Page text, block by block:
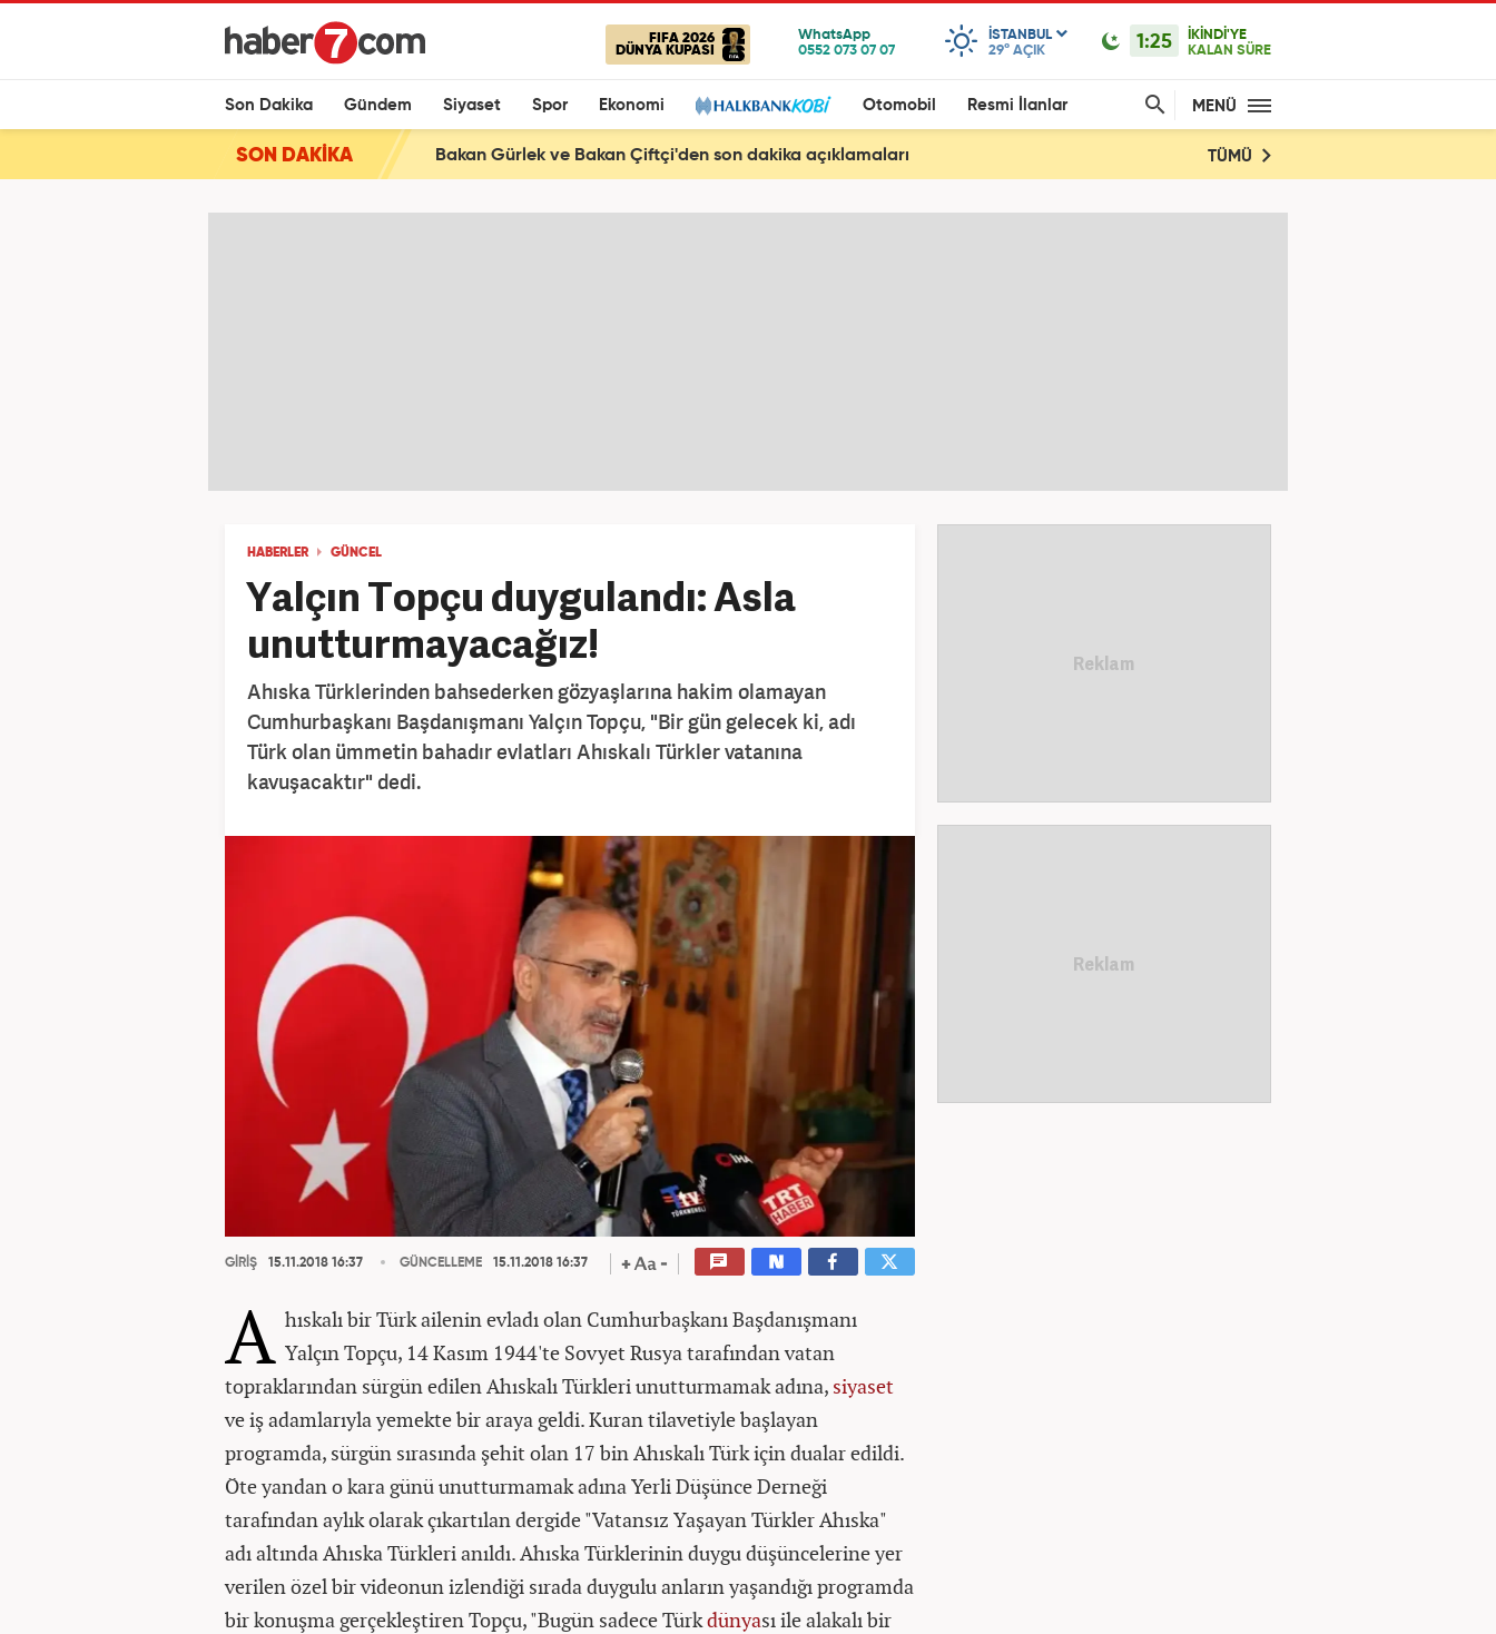
FIFA 2026
DÜNYA KUPASI
ISTANBUL
29° AÇIK 1:25
İKİNDİ'YE
KALAN SÜRE
Son Dakika Gündem Siyaset Spor Ekonomi Otomobil Resmi İlanlar MENÜ
SON DAKİKA Bakan Gürlek ve Bakan Çiftçi'den son dakika açıklamaları TÜMÜ
HABERLER GÜNCEL
Yalçın Topçu duygulandı: Asla
unutturmayacağız!
Ahıska Türklerinden bahsederken gözyaşlarına hakim olamayan
Cumhurbaşkanı Başdanışmanı Yalçın Topçu, "Bir gün gelecek ki, adı
Türk olan ümmetin bahadır evlatları Ahıskalı Türkler vatanına
kavuşacaktır" dedi.
GİRİŞ 15.11.2018 16:37 GÜNCELLEME 15.11.2018 16:37
A hıskalı bir Türk ailenin evladı olan Cumhurbaşkanı Başdanışmanı
Yalçın Topçu, 14 Kasım 1944'te Sovyet Rusya tarafından vatan
topraklarından sürgün edilen Ahıskalı Türkleri unutturmamak adına, siyaset
ve iş adamlarıyla yemekte bir araya geldi. Kuran tilavetiyle başlayan
programda, sürgün sırasında şehit olan 17 bin Ahıskalı Türk için dualar edildi.
Öte yandan o kara günü unutturmamak adına Yerli Düşünce Derneği
tarafından aylık olarak çıkartılan dergide "Vatansız Yaşayan Türkler Ahıska"
adı altında Ahıska Türkleri anıldı. Ahıska Türklerinin duygu düşüncelerine yer
verilen özel bir videonun izlendiği sırada duygulu anların yaşandığı programda
bir konuşma gerçekleştiren Topçu, "Bugün sadece Türkdünyası ile alakalı bir